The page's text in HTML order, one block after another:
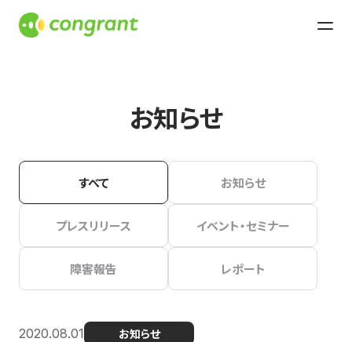
お知らせ
すべて お知らせ
プレスリリース イベント・セミナー
障害報告 レポート
2020.08.01 お知らせ